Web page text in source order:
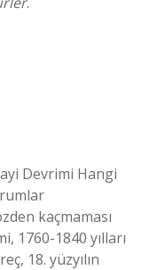
Devrimi Hangi
kaçmaması
1760-1840 yılları
18. yüzyılın